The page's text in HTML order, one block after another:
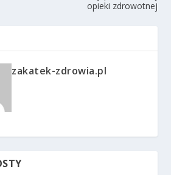
opieki zdrowotnej
zakatek-zdrowia.pl